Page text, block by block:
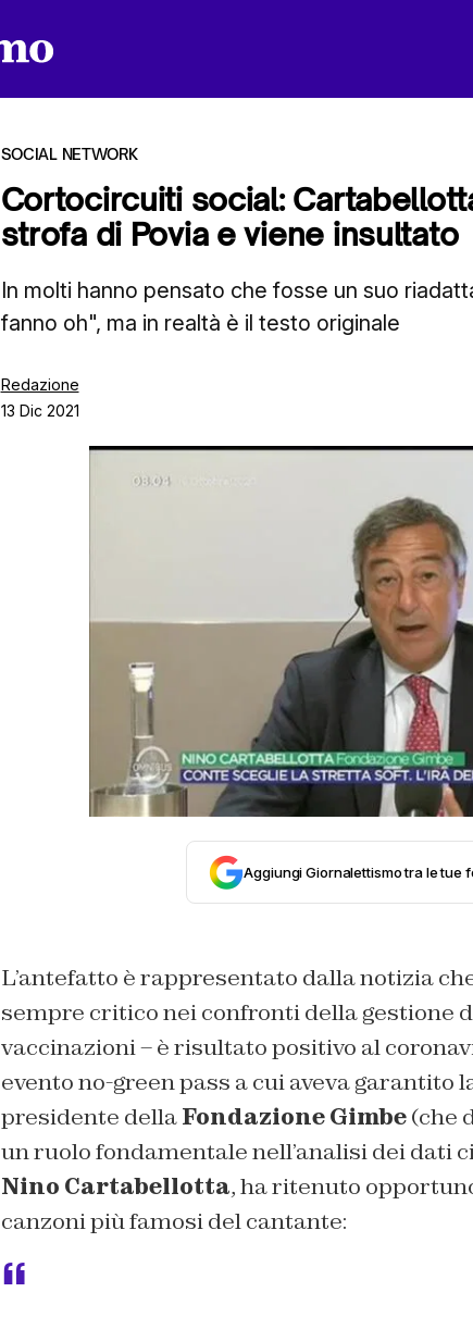
SOCIAL NETWORK
Cortocircuiti social:
strofa di Povia e viene insultato
In molti hanno pensato che fosse un suo
fanno oh", ma in realtà è il testo originale
Redazione
13 Dic 2021
Aggiungi Giornalettismo tra le tue
L’antefatto è rappresentato dalla notizia
sempre critico nei confronti della gestione
vaccinazioni – è risultato positivo al
evento no-green pass a cui aveva garantito
presidente dellaFondazione Gimbe(che
un ruolo fondamentale nell’analisi dei dati
Nino Cartabellotta, ha ritenuto
canzoni più famosi del cantante: